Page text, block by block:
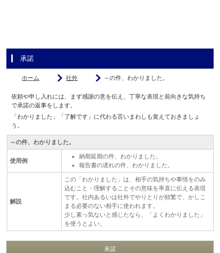
承諾
ホーム 社外 ～の件、わかりました。
依頼や申し入れには、まず感謝の意を伝え、丁寧な表現と前向きな気持ち
で承諾の返事をします。
「わかりました」「了解です」に代わる言いまわしも覚えておきましょ
う。
～の件、わかりました。
使用例
納期延期の件、わかりました。
報告書の遅れの件、わかりました。
解説
この「わかりました」は、相手の気持ちや事情をのみ
込むこと・理解することその意味を率直に伝える表現
です。社内あるいは社外でやりとりが頻繁で、かしこ
まる必要のない相手に使われます。
少し素っ気ないと感じたなら、「よくわかりました」
を使うとよい。
承諾